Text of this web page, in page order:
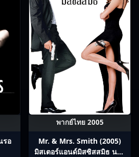
รอ
พากย์ไทย 2005
Mr. & Mrs. Smith (2005)
มิสเตอร์แอนด์มิสซิสสมิธ นาย